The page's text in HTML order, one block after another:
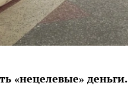
«нецелевые» деньги.